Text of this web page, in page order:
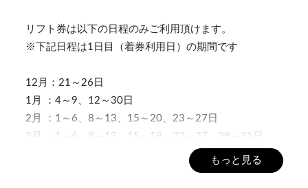
リフト券は以下の日程のみご利用頂けます。
※下記日程は1日目（着券利用日）の期間です
12月：21～26日
1月 ：4～9、12～30日
2月 ：1～6、8～13、15～20、23～27日
3月 ：1～6、8～13、15～19、22～27、29～31日
もっと見る